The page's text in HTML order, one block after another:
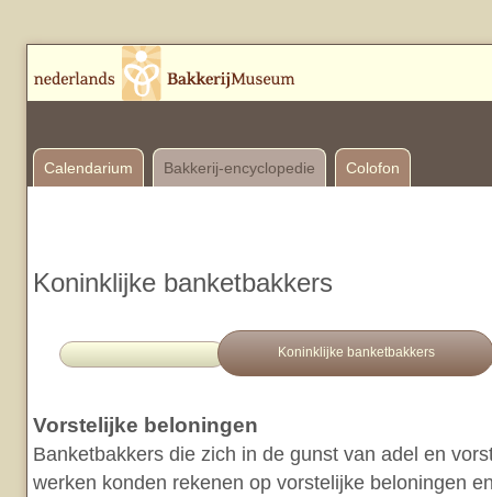
Calendarium Bakkerij-encyclopedie Colofon
Koninklijke banketbakkers
Koninklijke banketbakkers
Vorstelijke beloningen
Banketbakkers die zich in de gunst van adel en
werken konden rekenen op vorstelijke beloningen